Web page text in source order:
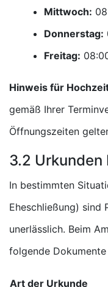
Mittwoch:
Donnerstag:
Freitag:
Hinweis für
gemäß Ihrer
Öffnungszeiten
3.2
In bestimmten
Eheschließung) sind
unerlässlich. Beim
folgende
Art der Urkunde